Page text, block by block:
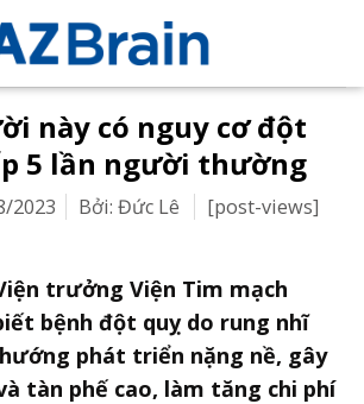
này có nguy cơ đột
5 lần người thường
2023 Bởi: Đức Lê
[post-views]
trưởng Viện Tim mạch
bệnh đột quỵ do rung nhĩ
phát triển nặng nề, gây
tàn phế cao, làm tăng chi phí